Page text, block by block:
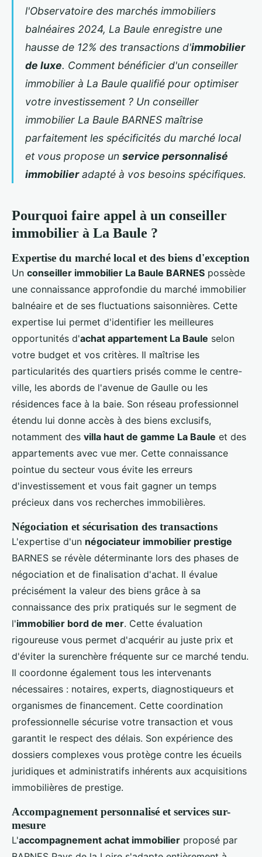
Rose•4 janvier 2026 16 min de lecture
l'Observatoire des marchés immobiliers
balnéaires 2024, La Baule enregistre une
hausse de 12% des transactions d'immobilier
de luxe. Comment bénéficier d'un conseiller
immobilier à La Baule qualifié pour optimiser
votre investissement ? Un conseiller
immobilier La Baule BARNES maîtrise
parfaitement les spécificités du marché local
et vous propose un service personnalisé
immobilieradapté à vos besoins spécifiques.
Pourquoi faire appel à un conseiller
immobilier à La Baule ?
Expertise du marché local et des biens d'exception
Un conseiller immobilier La Baule BARNES possède
une connaissance approfondie du marché immobilier
balnéaire et de ses fluctuations saisonnières. Cette
expertise lui permet d'identifier les meilleures
opportunités d'achat appartement La Baule selon
votre budget et vos critères. Il maîtrise les
particularités des quartiers prisés comme le centre-
ville, les abords de l'avenue de Gaulle ou les
résidences face à la baie. Son réseau professionnel
étendu lui donne accès à des biens exclusifs,
notamment des villa haut de gamme La Baule et des
appartements avec vue mer. Cette connaissance
pointue du secteur vous évite les erreurs
d'investissement et vous fait gagner un temps
précieux dans vos recherches immobilières.
Négociation et sécurisation des transactions
L'expertise d'un négociateur immobilier prestige
BARNES se révèle déterminante lors des phases de
négociation et de finalisation d'achat. Il évalue
précisément la valeur des biens grâce à sa
connaissance des prix pratiqués sur le segment de
l'immobilier bord de mer. Cette évaluation
rigoureuse vous permet d'acquérir au juste prix et
d'éviter la surenchère fréquente sur ce marché tendu.
Il coordonne également tous les intervenants
nécessaires : notaires, experts, diagnostiqueurs et
organismes de financement. Cette coordination
professionnelle sécurise votre transaction et vous
garantit le respect des délais. Son expérience des
dossiers complexes vous protège contre les écueils
juridiques et administratifs inhérents aux acquisitions
immobilières de prestige.
Accompagnement personnalisé et services sur-
mesure
L'accompagnement achat immobilier proposé par